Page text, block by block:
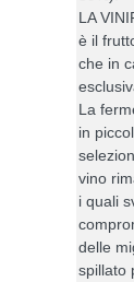
LA
è il
che in
La
in
vino
i quali
delle
spillato